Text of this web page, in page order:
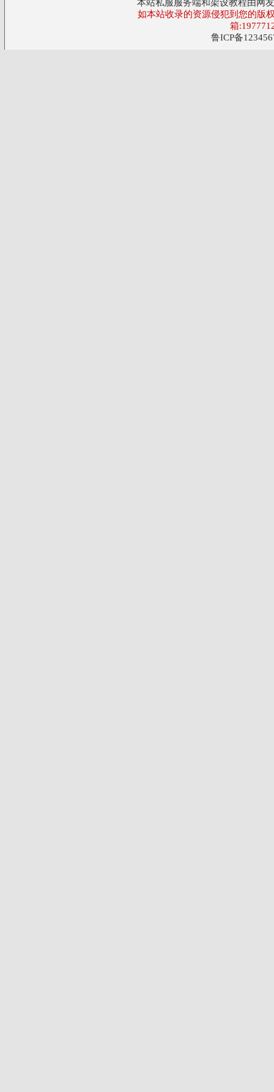
本站私服服务端和架设教程由网
如本站收录的资源侵犯到您的版
箱
鲁ICP备